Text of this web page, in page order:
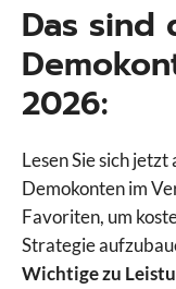
Das sind
2026:
Lesen Sie sich
Demokonten im
Favoriten, um
Strategie
Wichtige zu